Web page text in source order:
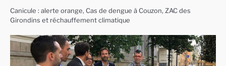
Canicule : alerte orange, Cas de dengue à Couzon, ZAC des
Girondins et réchauffement climatique